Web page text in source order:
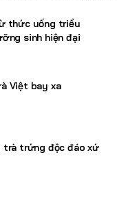
thức uống triều
sinh hiện đại
Việt bay xa
trà trứng độc đáo xứ